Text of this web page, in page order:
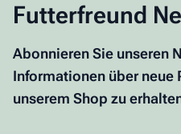
Futterfreund
Abonnieren Sie unseren
Informationen über
unserem Shop zu